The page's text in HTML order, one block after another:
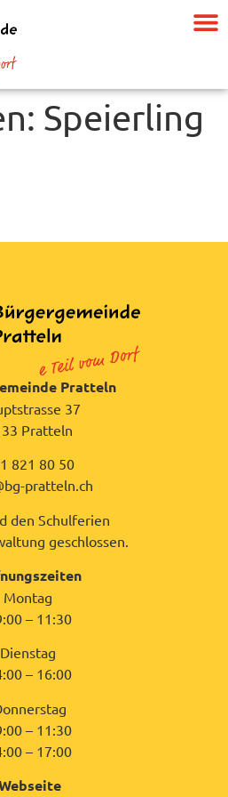
Speierling
Pratteln
37
Pratteln
821 80 50
pratteln.ch
den Schulferien
geschlossen.
Montag
– 11:30
Dienstag
– 16:00
– 11:30
– 17:00